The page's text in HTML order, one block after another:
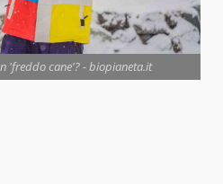
'freddo cane'? - biopianeta.it